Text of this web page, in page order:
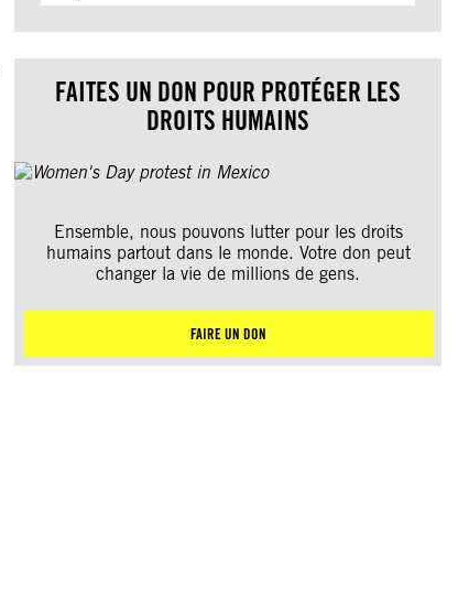
FAITES UN DON POUR PROTÉGER LES
DROITS HUMAINS
Ensemble, nous pouvons lutter pour les droits
humains partout dans le monde. Votre don peut
changer la vie de millions de gens.
FAIRE UN DON